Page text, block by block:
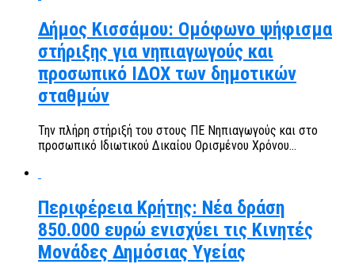
Δήμος Κισσάμου: Ομόφωνο ψήφισμα
στήριξης για νηπιαγωγούς και
προσωπικό ΙΔΟΧ των δημοτικών
σταθμών
Την πλήρη στήριξή του στους ΠΕ Νηπιαγωγούς και στο
προσωπικό Ιδιωτικού Δικαίου Ορισμένου Χρόνου...
Περιφέρεια Κρήτης: Νέα δράση
850.000 ευρώ ενισχύει τις Κινητές
Μονάδες Δημόσιας Υγείας